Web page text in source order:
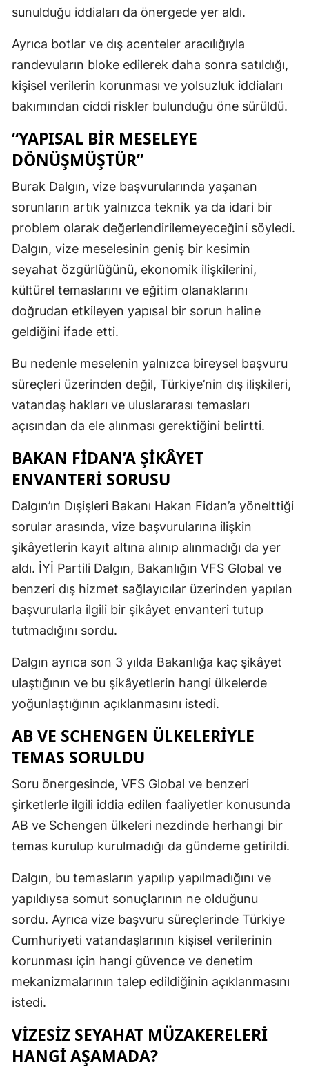
sunulduğu iddiaları da önergede yer aldı.
Ayrıca botlar ve dış acenteler aracılığıyla
randevuların bloke edilerek daha sonra satıldığı,
kişisel verilerin korunması ve yolsuzluk iddiaları
bakımından ciddi riskler bulunduğu öne sürüldü.
“YAPISAL BIR MESELEYE
DÖNÜŞMÜŞTÜR”
Burak Dalgın, vize başvurularında yaşanan
sorunların artık yalnızca teknik ya da idari bir
problem olarak değerlendirilemeyeceğini söyledi.
Dalgın, vize meselesinin geniş bir kesimin
seyahat özgürlüğünü, ekonomik ilişkilerini,
kültürel temaslarını ve eğitim olanaklarını
doğrudan etkileyen yapısal bir sorun haline
geldiğini ifade etti.
Bu nedenle meselenin yalnızca bireysel başvuru
süreçleri üzerinden değil, Türkiye’nin dış ilişkileri,
vatandaş hakları ve uluslararası temasları
açısından da ele alınması gerektiğini belirtti.
BAKAN FIDAN’A ŞIKÂYET
ENVANTERI SORUSU
Dalgın’ın Dışişleri Bakanı Hakan Fidan’a yönelttiği
sorular arasında, vize başvurularına ilişkin
şikâyetlerin kayıt altına alınıp alınmadığı da yer
aldı. İYİ Partili Dalgın, Bakanlığın VFS Global ve
benzeri dış hizmet sağlayıcılar üzerinden yapılan
başvurularla ilgili bir şikâyet envanteri tutup
tutmadığını sordu.
Dalgın ayrıca son 3 yılda Bakanlığa kaç şikâyet
ulaştığının ve bu şikâyetlerin hangi ülkelerde
yoğunlaştığının açıklanmasını istedi.
AB VE SCHENGEN ÜLKELERIYLE
TEMAS SORULDU
Soru önergesinde, VFS Global ve benzeri
şirketlerle ilgili iddia edilen faaliyetler konusunda
AB ve Schengen ülkeleri nezdinde herhangi bir
temas kurulup kurulmadığı da gündeme getirildi.
Dalgın, bu temasların yapılıp yapılmadığını ve
yapıldıysa somut sonuçlarının ne olduğunu
sordu. Ayrıca vize başvuru süreçlerinde Türkiye
Cumhuriyeti vatandaşlarının kişisel verilerinin
korunması için hangi güvence ve denetim
mekanizmalarının talep edildiğinin açıklanmasını
istedi.
VIZESIZ SEYAHAT MÜZAKERELERI
HANGI AŞAMADA?